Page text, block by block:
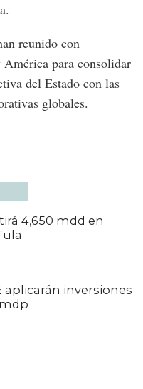
reunido con
para consolidar
del Estado con las
globales.
4,650 mdd en
aplicarán inversiones